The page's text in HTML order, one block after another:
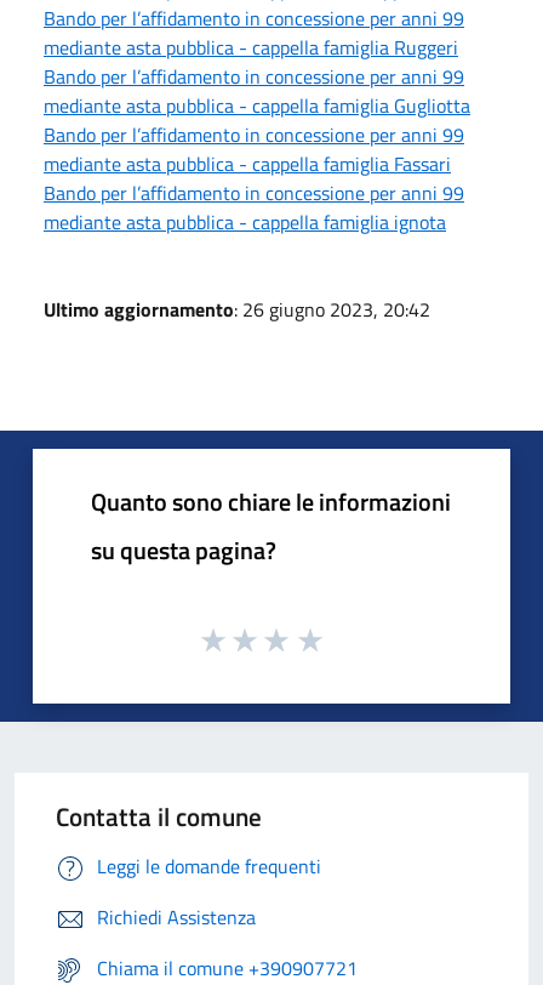
Bando per l’affidamento in concessione per anni 99
mediante asta pubblica - cappella famiglia Ruggeri
Bando per l’affidamento in concessione per anni 99
mediante asta pubblica - cappella famiglia Gugliotta
Bando per l’affidamento in concessione per anni 99
mediante asta pubblica - cappella famiglia Fassari
Bando per l’affidamento in concessione per anni 99
mediante asta pubblica - cappella famiglia ignota
Ultimo aggiornamento: 26 giugno 2023, 20:42
Quanto sono chiare le informazioni
su questa pagina?
Contatta il comune
Leggi le domande frequenti
Richiedi Assistenza
Chiama il comune +390907721